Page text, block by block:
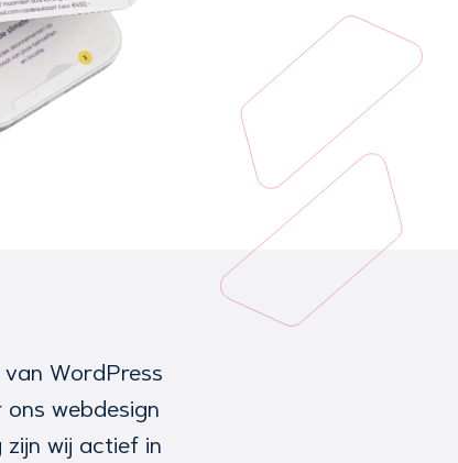
WordPress
webdesign
zijn wij actief in